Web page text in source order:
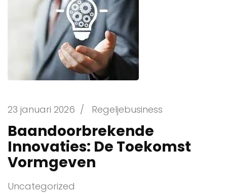
23 januari 2026 / Regeljebusiness
Baandoorbrekende
Innovaties: De Toekomst
Vormgeven
Uncategorized